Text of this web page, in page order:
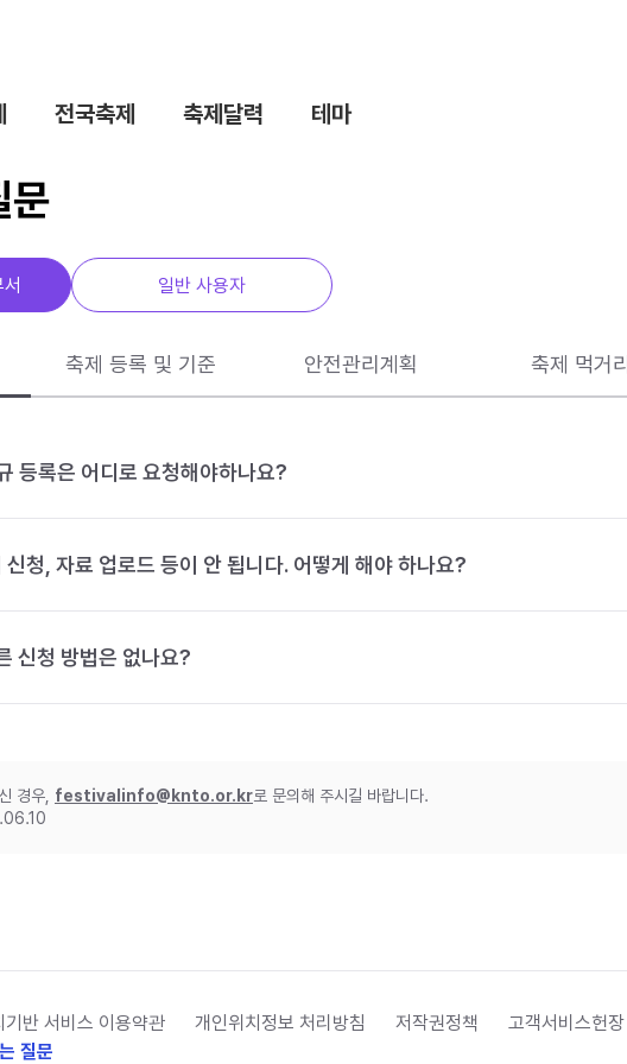
전국축제 축제달력 테마
문
일반 사용자
축제 등록 및 기준 안전관리계획 축제 먹거리
등록은 어디로 요청해야하나요?
청, 자료 업로드 등이 안 됩니다. 어떻게 해야 하나요?
신청 방법은 없나요?
경우, festivalinfo@knto.or.kr로 문의해 주시길 바랍니다.
기반 서비스 이용약관 개인위치정보 처리방침 저작권정책 고객서비스헌장
질문